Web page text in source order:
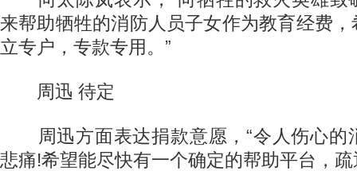
来帮助牺牲的消防人员子女作为教育经费
立专户，专款专用。”
周迅 待定
周迅方面表达捐款意愿，“令人伤心的
悲痛!希望能尽快有一个确定的帮助平台，